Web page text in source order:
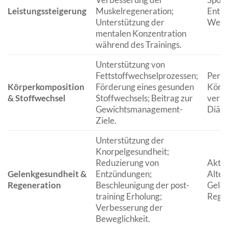
Leistungssteigerung
Muskelregeneration;
Unterstützung der
mentalen Konzentration
während des Trainings.
Körperkomposition
& Stoffwechsel
Unterstützung von
Fettstoffwechselprozessen;
Förderung eines gesunden
Stoffwechsels; Beitrag zur
Gewichtsmanagement-
Ziele.
Gelenkgesundheit &
Regeneration
Unterstützung der
Knorpelgesundheit;
Reduzierung von
Entzündungen;
Beschleunigung der post-
training Erholung;
Verbesserung der
Beweglichkeit.